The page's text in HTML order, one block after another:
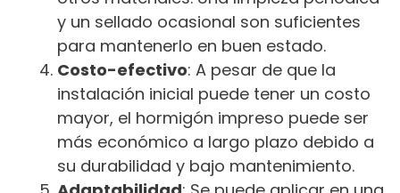
y un sellado ocasional son suficientes
para mantenerlo en buen estado.
Costo-efectivo: A pesar de que la
instalación inicial puede tener un costo
mayor, el hormigón impreso puede ser
más económico a largo plazo debido a
su durabilidad y bajo mantenimiento.